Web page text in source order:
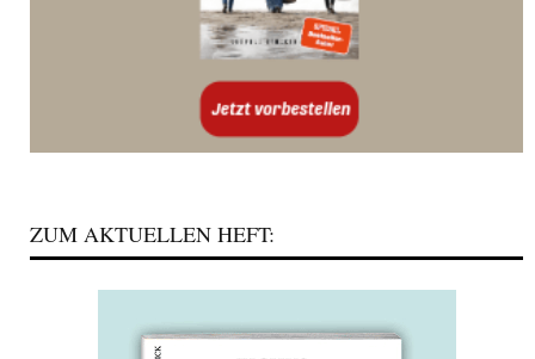
ZUM AKTUELLEN HEFT: